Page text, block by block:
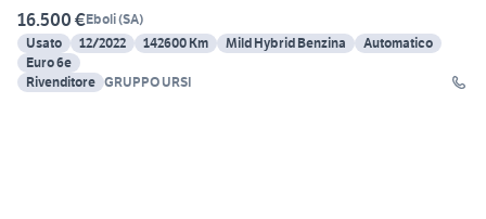
16.500 €Eboli(SA)
Usato
12/2022 142600 Km Mild Hybrid Benzina
Automatico
Euro 6e
Rivenditore GRUPPO URSI